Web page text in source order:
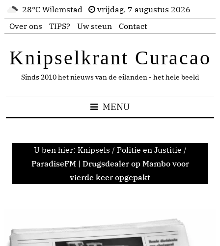
28°C Wilemstad
vrijdag, 7 augustus 2026
Over ons
TIPS? Uw steun Contact
Knipselkrant Curacao
Sinds 2010 het nieuws van de eilanden - het hele beeld
MENU
U ben hier: Knipsels / Politie en Justitie /
ParadiseFM | Drugsdealer op Mambo voor
vierde keer opgepakt